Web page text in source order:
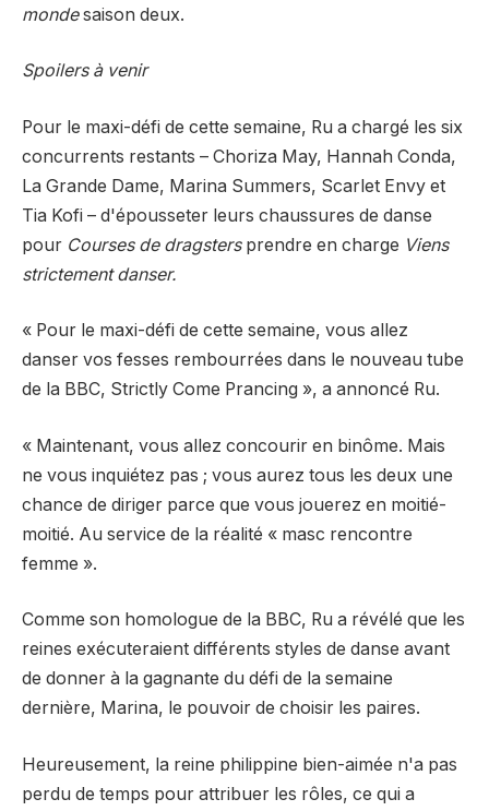
mondesaison deux.
Spoilers à venir
Pour le maxi-défi de cette semaine, Ru a chargé les six
concurrents restants – Choriza May, Hannah Conda,
La Grande Dame, Marina Summers, Scarlet Envy et
Tia Kofi – d'épousseter leurs chaussures de danse
pour Courses de dragstersprendre en charge Viens
strictement danser.
« Pour le maxi-défi de cette semaine, vous allez
danser vos fesses rembourrées dans le nouveau tube
de la BBC, Strictly Come Prancing », a annoncé Ru.
« Maintenant, vous allez concourir en binôme. Mais
ne vous inquiétez pas ; vous aurez tous les deux une
chance de diriger parce que vous jouerez en moitié-
moitié. Au service de la réalité « masc rencontre
femme ».
Comme son homologue de la BBC, Ru a révélé que les
reines exécuteraient différents styles de danse avant
de donner à la gagnante du défi de la semaine
dernière, Marina, le pouvoir de choisir les paires.
Heureusement, la reine philippine bien-aimée n'a pas
perdu de temps pour attribuer les rôles, ce qui a